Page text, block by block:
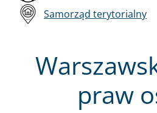
praw
Samorząd terytorialny